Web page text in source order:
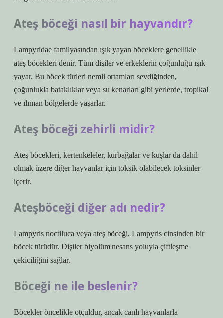
Ateş böceği nasıl bir hayvandır?
Lampyridae familyasından ışık yayan böceklere genellikle
ateş böcekleri denir. Tüm dişiler ve erkeklerin çoğunluğu ışık
yayar. Bu böcek türleri nemli ortamları sevdiğinden,
çoğunlukla bataklıklar veya su kenarları gibi yerlerde, tropikal
ve ılıman bölgelerde yaşarlar.
Ateş böceği zehirli midir?
Ateş böcekleri, kertenkeleler, kurbağalar ve kuşlar da dahil
olmak üzere diğer hayvanlar için toksik olabilecek toksinler
içerir.
Ateşböceği diğer adı nedir?
Lampyris noctiluca veya ateş böceği, Lampyris cinsinden bir
böcek türüdür. Dişiler biyolüminesans yoluyla çiftleşme
çekiciliğini sağlar.
Böceği ne ile beslenir?
Böcekler öncelikle otçuldur, ancak canlı hayvanlarla